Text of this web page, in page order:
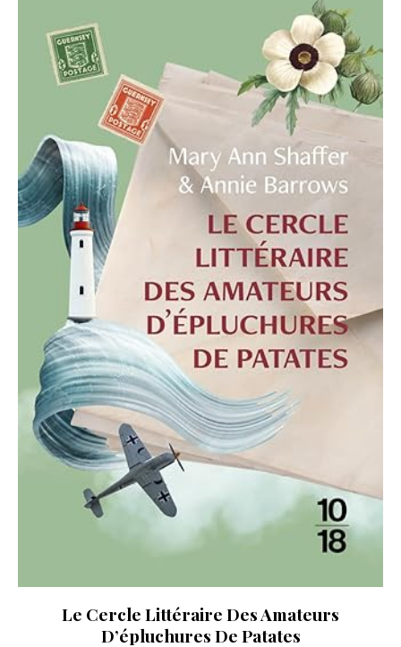
Le Cercle Littéraire Des Amateurs
D’épluchures De Patates